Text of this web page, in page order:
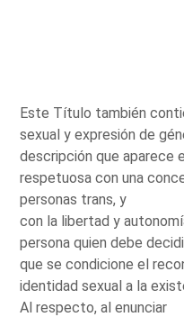
Este Título también
sexual y expresión de
descripción que aparece
respetuosa con una
personas trans, y
con la libertad y
persona quien debe
que se condicione el
identidad sexual a la
Al respecto, al enunciar